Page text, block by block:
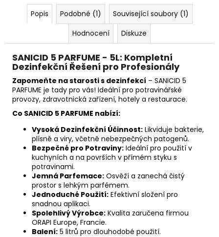
Popis Podobné (1)
Související soubory (1)
Hodnocení
Diskuze
SANICID 5 PARFUME - 5L: Kompletní
Dezinfekční Řešení pro Profesionály
Zapomeňte na starosti s dezinfekcí – SANICID 5
PARFUME je tady pro vás! Ideální pro potravinářské
provozy, zdravotnická zařízení, hotely a restaurace.
Co SANICID 5 PARFUME nabízí:
Vysoká Dezinfekční Účinnost: Likviduje bakterie,
plísně a viry, včetně nebezpečných patogenů.
Bezpečné pro Potraviny: Ideální pro použití v
kuchyních a na površích v přímém styku s
potravinami.
Jemná Parfemace: Osvěží a zanechá čistý
prostor s lehkým parfémem.
Jednoduché Použití: Efektivní složení pro
snadnou aplikaci.
Spolehlivý Výrobce: Kvalita zaručena firmou
ORAPI Europe, Francie.
Balení: 5 litrů pro dlouhodobé použití.